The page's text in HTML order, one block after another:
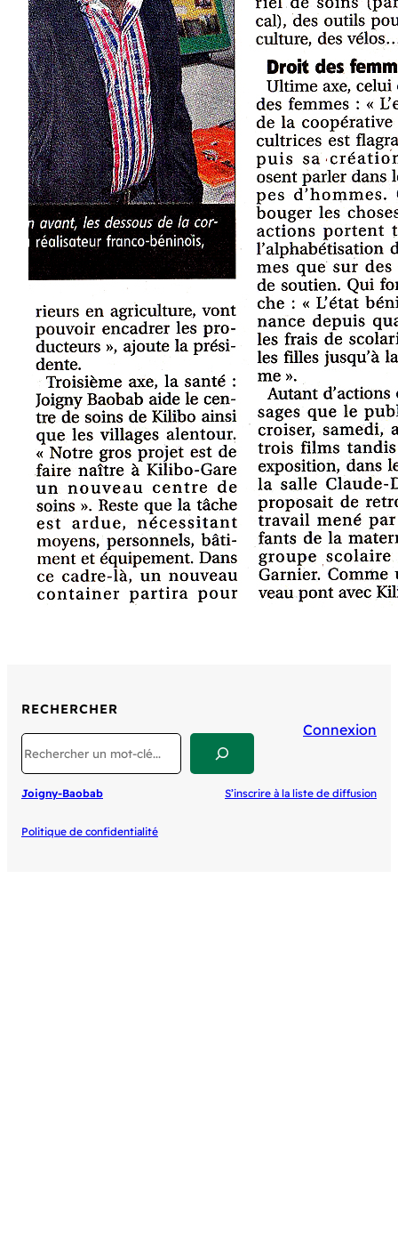
RECHERCHER
Search
Connexion
Joigny-Baobab S’inscrire à la liste de diffusion
Politique de confidentialité